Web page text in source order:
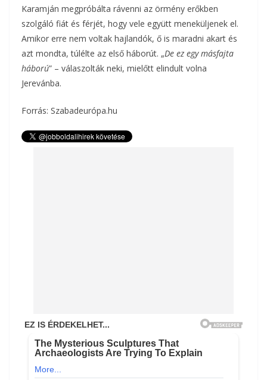
Karamján megpróbálta rávenni az örmény erőkben
szolgáló fiát és férjét, hogy vele együtt meneküljenek el.
Amikor erre nem voltak hajlandók, ő is maradni akart és
azt mondta, túlélte az első háborút. „De ez egy másfajta
háború” – válaszolták neki, mielőtt elindult volna
Jerevánba.
Forrás: Szabadeurópa.hu